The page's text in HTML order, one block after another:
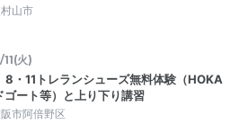
山市
火)
8・11トレランシューズ無料体験（HOKA
ゴート等）と上り下り講習
市阿倍野区